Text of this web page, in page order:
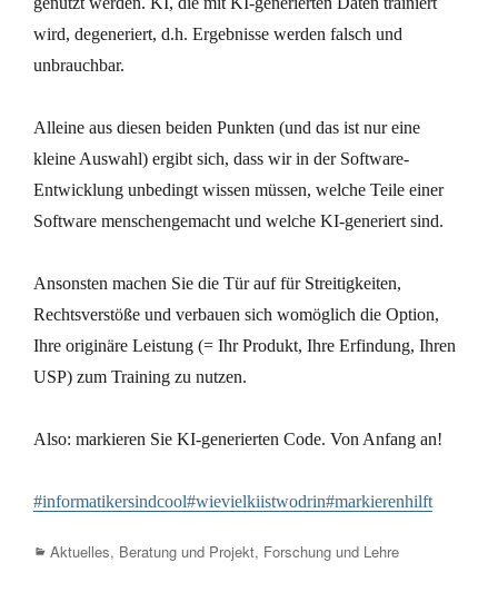
wird, degeneriert, d.h. Ergebnisse werden falsch und
unbrauchbar.
Alleine aus diesen beiden Punkten (und das ist nur eine
kleine Auswahl) ergibt sich, dass wir in der Software-
Entwicklung unbedingt wissen müssen, welche Teile einer
Software menschengemacht und welche KI-generiert sind.
Ansonsten machen Sie die Tür auf für Streitigkeiten,
Rechtsverstöße und verbauen sich womöglich die Option,
Ihre originäre Leistung (= Ihr Produkt, Ihre Erfindung, Ihren
USP) zum Training zu nutzen.
Also: markieren Sie KI-generierten Code. Von Anfang an!
#informatikersindcool#wievielkiistwodrin#markierenhilft
Categories
Aktuelles, Beratung und Projekt, Forschung und Lehre